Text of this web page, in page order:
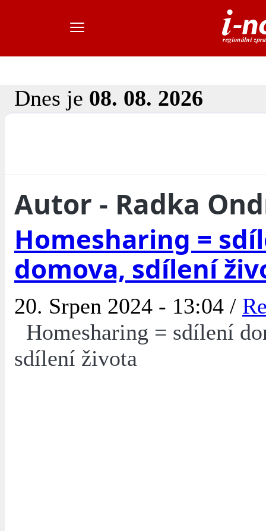
Dnes je 08. 08. 2026
Autor - Radka
Homesharing =
domova, sdílení
20. Srpen 2024 - 13:04 /
Homesharing = sdílení
sdílení života